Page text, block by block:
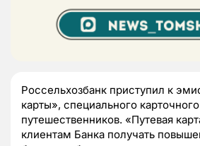
Россельхозбанк приступил к
карты», специального
путешественников. «Путевая
клиентам Банка получать